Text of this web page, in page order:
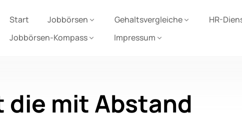
Start Jobbörsen Gehaltsvergleiche HR-
Jobbörsen-Kompass
Impressum
die mit Abstand